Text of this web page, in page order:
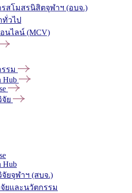
สโมสรนิสิตจุฬาฯ (อบจ.)
วไป
นไลน์ (MCV)
รม
Hub
ย
Hub
ยจุฬาฯ (สบจ.)
ยและนวัตกรรม